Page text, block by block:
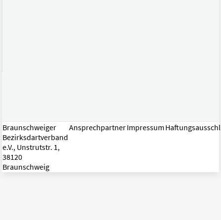
Braunschweiger
Bezirksdartverband
e.V., Unstrutstr. 1,
38120
Braunschweig
AnsprechpartnerImpressum